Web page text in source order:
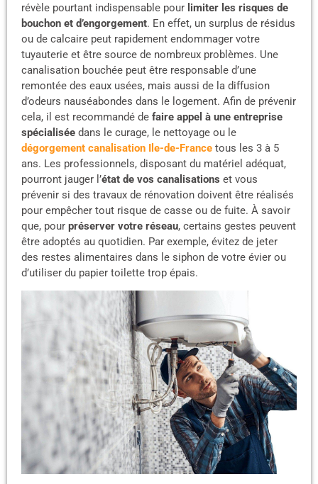
révèle pourtant indispensable pour limiter les risques de
bouchon et d’engorgement. En effet, un surplus de résidus
ou de calcaire peut rapidement endommager votre
tuyauterie et être source de nombreux problèmes. Une
canalisation bouchée peut être responsable d’une
remontée des eaux usées, mais aussi de la diffusion
d’odeurs nauséabondes dans le logement. Afin de prévenir
cela, il est recommandé de faire appel à une entreprise
spécialisée dans le curage, le nettoyage ou le
dégorgement canalisation Ile-de-France tous les 3 à 5
ans. Les professionnels, disposant du matériel adéquat,
pourront jauger l’état de vos canalisations et vous
prévenir si des travaux de rénovation doivent être réalisés
pour empêcher tout risque de casse ou de fuite. À savoir
que, pour préserver votre réseau, certains gestes peuvent
être adoptés au quotidien. Par exemple, évitez de jeter
des restes alimentaires dans le siphon de votre évier ou
d’utiliser du papier toilette trop épais.